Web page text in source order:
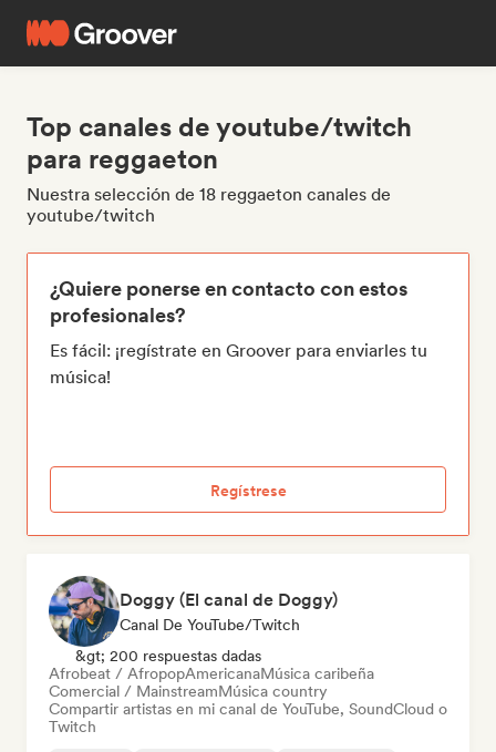
Top canales de youtube/twitch
para reggaeton
Nuestra selección de 18 reggaeton canales de
youtube/twitch
¿Quiere ponerse en contacto con estos
profesionales?
Es fácil: ¡regístrate en Groover para enviarles tu
música!
Regístrese
Doggy (El canal de Doggy)
Canal De YouTube/Twitch
&gt; 200 respuestas dadas
Afrobeat / AfropopAmericanaMúsica caribeña
Comercial / MainstreamMúsica country
Compartir artistas en mi canal de YouTube, SoundCloud o
Twitch